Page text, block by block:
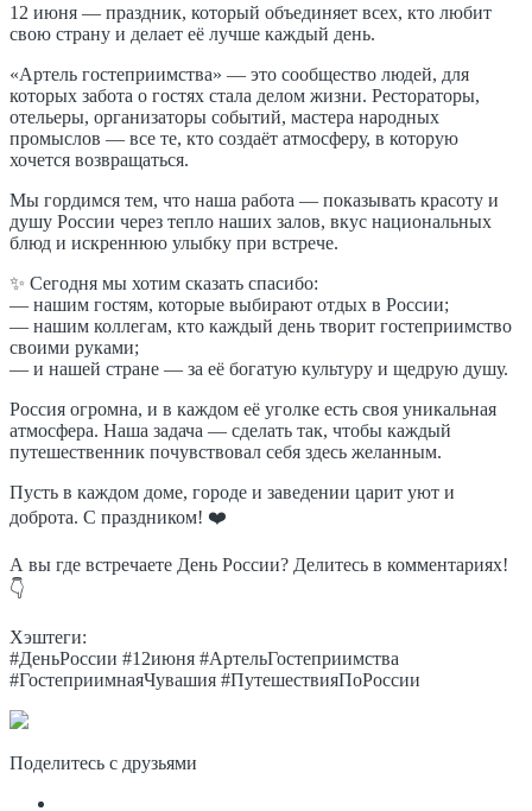
12 июня — праздник, который объединяет всех, кто любит
свою страну и делает её лучше каждый день.
«Артель гостеприимства» — это сообщество людей, для
которых забота о гостях стала делом жизни. Рестораторы,
отельеры, организаторы событий, мастера народных
промыслов — все те, кто создаёт атмосферу, в которую
хочется возвращаться.
Мы гордимся тем, что наша работа — показывать красоту и
душу России через тепло наших залов, вкус национальных
блюд и искреннюю улыбку при встрече.
✨ Сегодня мы хотим сказать спасибо:
— нашим гостям, которые выбирают отдых в России;
— нашим коллегам, кто каждый день творит гостеприимство
своими руками;
— и нашей стране — за её богатую культуру и щедрую душу.
Россия огромна, и в каждом её уголке есть своя уникальная
атмосфера. Наша задача — сделать так, чтобы каждый
путешественник почувствовал себя здесь желанным.
Пусть в каждом доме, городе и заведении царит уют и
доброта. С праздником! ❤️
А вы где встречаете День России? Делитесь в комментариях!
👇
Хэштеги:
#ДеньРоссии #12июня #АртельГостеприимства
#ГостеприимнаяЧувашия #ПутешествияПоРоссии
Поделитесь с друзьями